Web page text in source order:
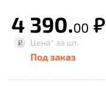
4 390.00 р.
Цена* за шт.
Под заказ